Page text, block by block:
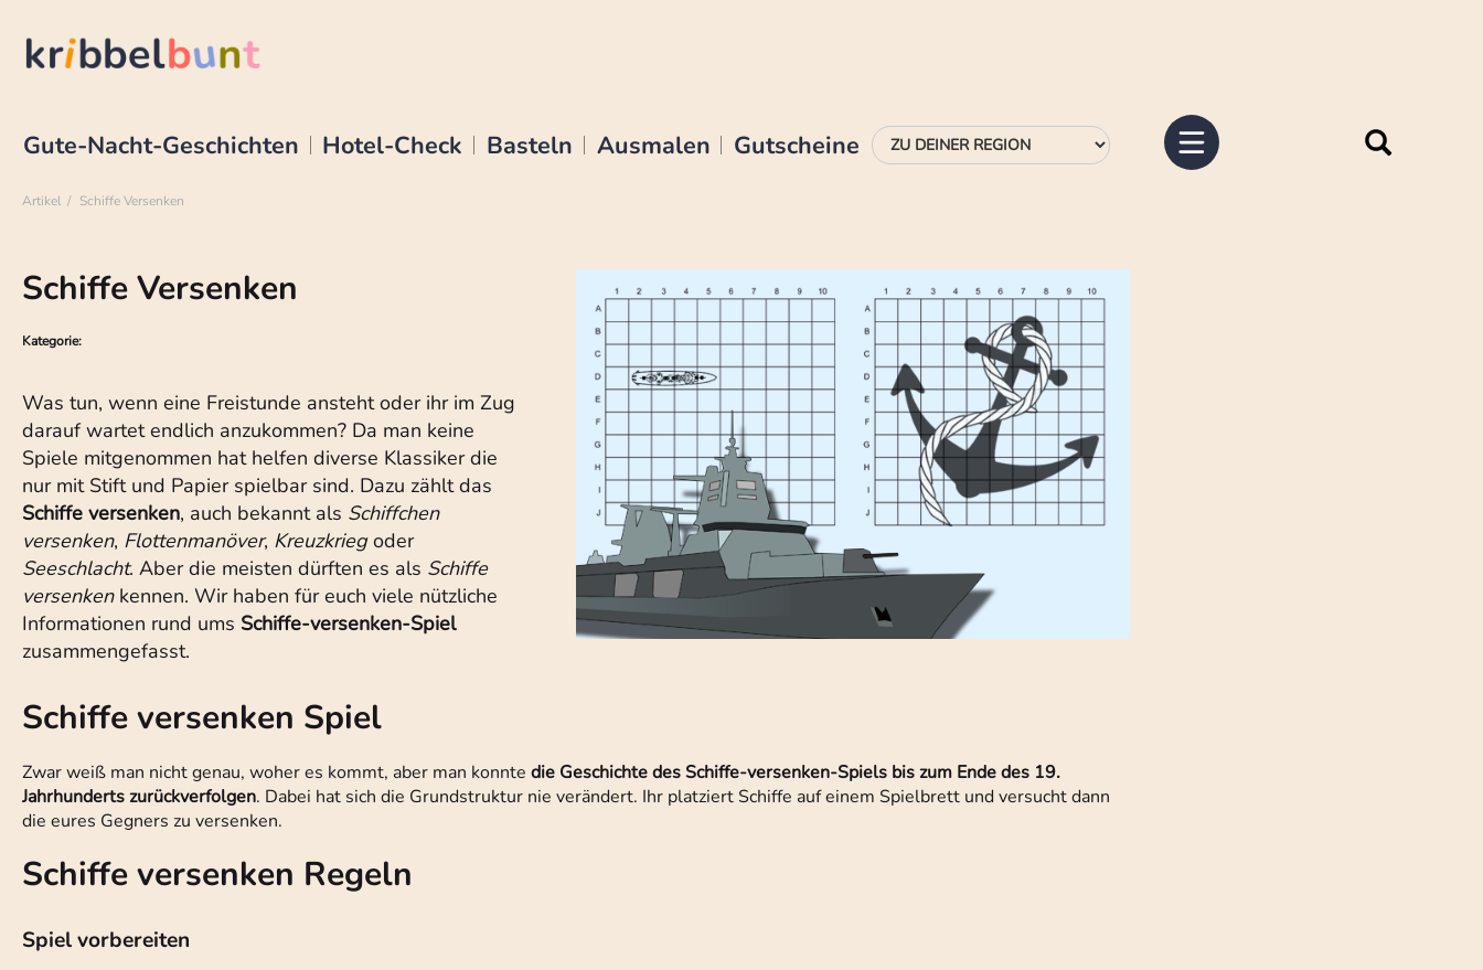
Gute-Nacht-Geschichten Hotel-Check Basteln Ausmalen Gutscheine
Artikel Schiffe Versenken
Schiffe Versenken
Kategorie:
Was tun, wenn eine Freistunde ansteht oder ihr im Zug
darauf wartet endlich anzukommen? Da man keine
Spiele mitgenommen hat helfen diverse Klassiker die
nur mit Stift und Papier spielbar sind. Dazu zählt das
Schiffe versenken, auch bekannt als Schiffchen
versenken, Flottenmanöver, Kreuzkriegoder
Seeschlacht. Aber die meisten dürften es als Schiffe
versenkenkennen. Wir haben für euch viele nützliche
Informationen rund ums Schiffe-versenken-Spiel
zusammengefasst.
Schiffe versenken Spiel
Zwar weiß man nicht genau, woher es kommt, aber man konnte die Geschichte des Schiffe-versenken-Spiels bis zum Ende des 19.
Jahrhunderts zurückverfolgen. Dabei hat sich die Grundstruktur nie verändert. Ihr platziert Schiffe auf einem Spielbrett und versucht dann
die eures Gegners zu versenken.
Schiffe versenken Regeln
Spiel vorbereiten